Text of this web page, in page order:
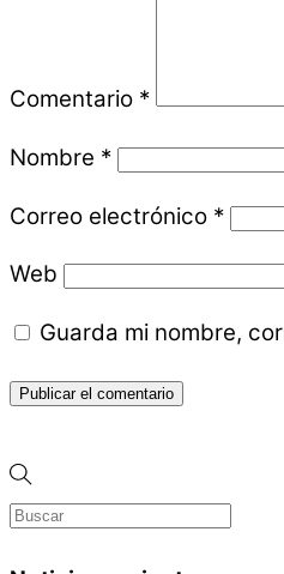
Comentario *
Nombre *
Correo electrónico *
Web
Guarda mi nombre,